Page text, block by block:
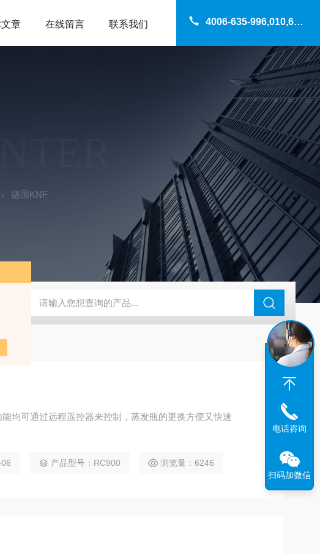
4006-635-996,010,69200960
章 在线留言 联系我们
德国KNF
91346过氧乙酸检测仪 CT2001A微电流扣电测试 PL-G07日本富士智
均可通过远程遥控器来控制，蒸发瓶的更换方便又快速
产品型号：RC900 浏览量：6246
电话咨询
扫码加微信